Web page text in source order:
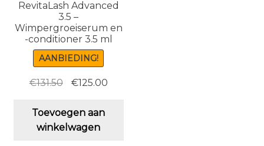
RevitaLash Advanced
3.5 –
Wimpergroeiserum en
-conditioner 3.5 ml
AANBIEDING!
€131.50
Oorspronkelijke
was:
€131.50.
€125.00Huidige
Toevoegen aan
winkelwagen